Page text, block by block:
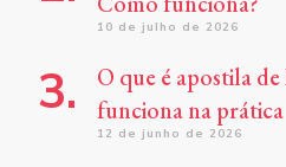
10 de julho de 2026
O que é apostila
funciona na prática
12 de junho de 2026